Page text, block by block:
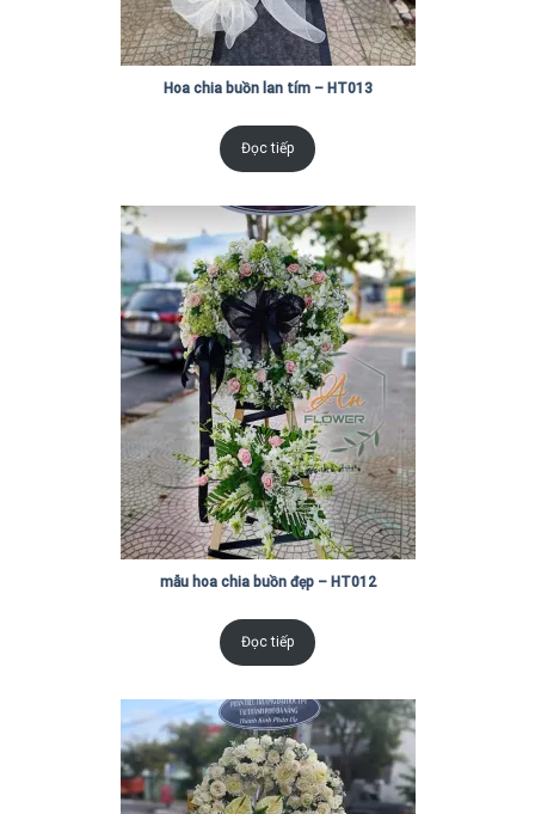
Hoa chia buồn lan tím – HT013
Đọc tiếp
mẫu hoa chia buồn đẹp – HT012
Đọc tiếp